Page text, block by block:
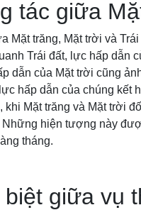
tác giữa
Mặt trăng, Mặt trời và
Trái đất, lực hấp dẫn
dẫn của Mặt trời cũng
hấp dẫn của chúng kết
Mặt trăng và Mặt trời
Những hiện tượng này
tháng.
giữa vụ